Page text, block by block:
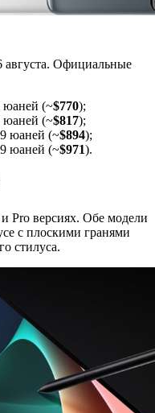
августа. Официальные
юаней (~$770);
юаней (~$817);
юаней (~$894);
юаней (~$971).
Pro версиях. Обе модели
с плоскими гранями
стилуса.